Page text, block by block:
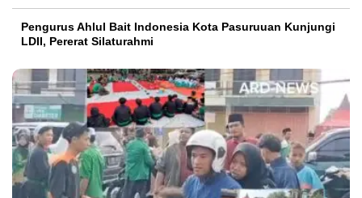
Pengurus Ahlul Bait Indonesia Kota Pasuruuan Kunjungi
LDII, Pererat Silaturahmi